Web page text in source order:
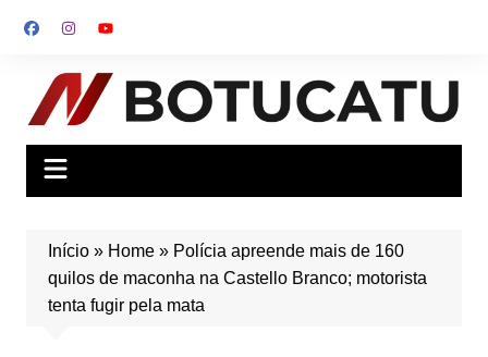
para
conteúdo
Início» Home» Polícia apreende mais de 160
quilos de maconha na Castello Branco; motorista
tenta fugir pela mata